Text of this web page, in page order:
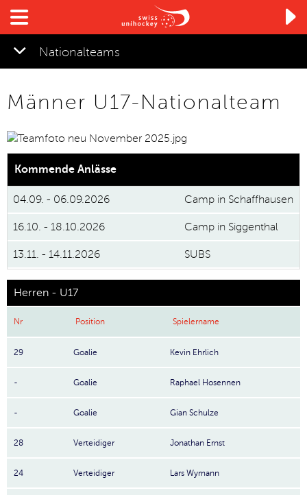

Nationalteams
Männer U17-Nationalteam
Kommende Anlässe
04.09. - 06.09.2026 Camp in Schaffhausen
16.10. - 18.10.2026 Camp in Siggenthal
13.11. - 14.11.2026 SUBS
Herren - U17
Nr Position Spielername
29 Goalie Kevin Ehrlich
- Goalie Raphael Hosennen
- Goalie Gian Schulze
28 Verteidiger Jonathan Ernst
24 Verteidiger Lars Wymann